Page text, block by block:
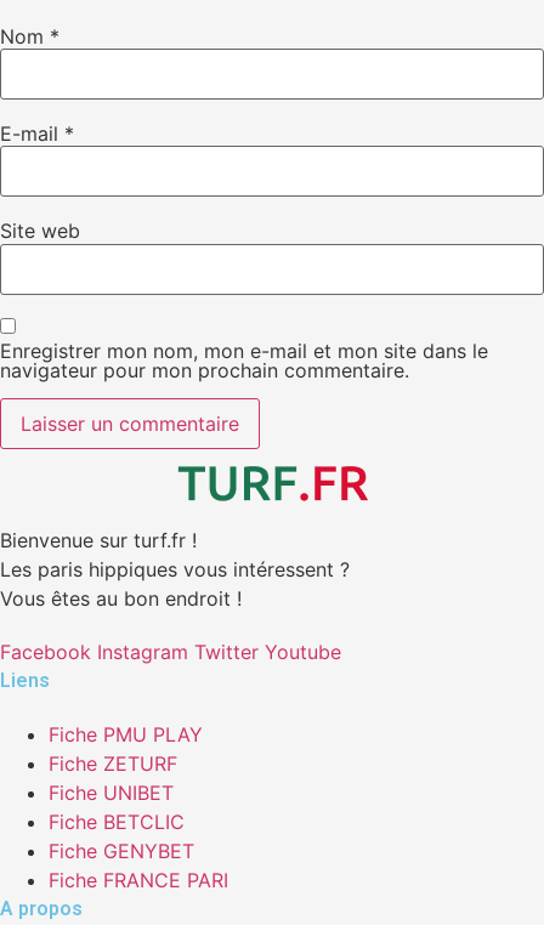
Nom *
E-mail *
Site web
Enregistrer mon nom, mon e-mail et mon site dans le
navigateur pour mon prochain commentaire.
Bienvenue sur turf.fr !
Les paris hippiques vous intéressent ?
Vous êtes au bon endroit !
Facebook Instagram Twitter Youtube
Liens
Fiche PMU PLAY
Fiche ZETURF
Fiche UNIBET
Fiche BETCLIC
Fiche GENYBET
Fiche FRANCE PARI
A propos